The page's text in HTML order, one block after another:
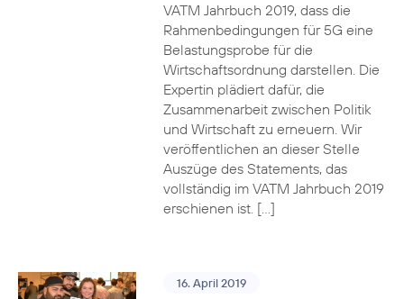
VATM Jahrbuch 2019, dass die
Rahmenbedingungen für 5G eine
Belastungsprobe für die
Wirtschaftsordnung darstellen. Die
Expertin plädiert dafür, die
Zusammenarbeit zwischen Politik
und Wirtschaft zu erneuern. Wir
veröffentlichen an dieser Stelle
Auszüge des Statements, das
vollständig im VATM Jahrbuch 2019
erschienen ist. […]
16. April 2019